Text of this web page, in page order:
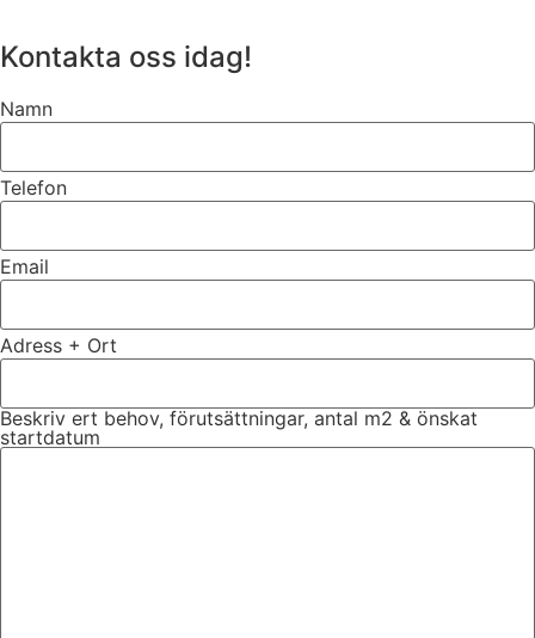
Kontakta oss idag!
Namn
Telefon
Email
Adress + Ort
Beskriv ert behov, förutsättningar, antal m2 & önskat
startdatum